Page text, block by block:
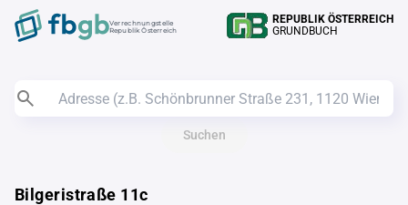
Verrechnungstelle
Republik Österreich
REPUBLIK ÖSTERREICH
GRUNDBUCH
Suchen
Bilgeristraße 11c